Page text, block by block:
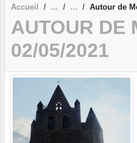
Accueil Autour de
AUTOUR DE
02/05/2021